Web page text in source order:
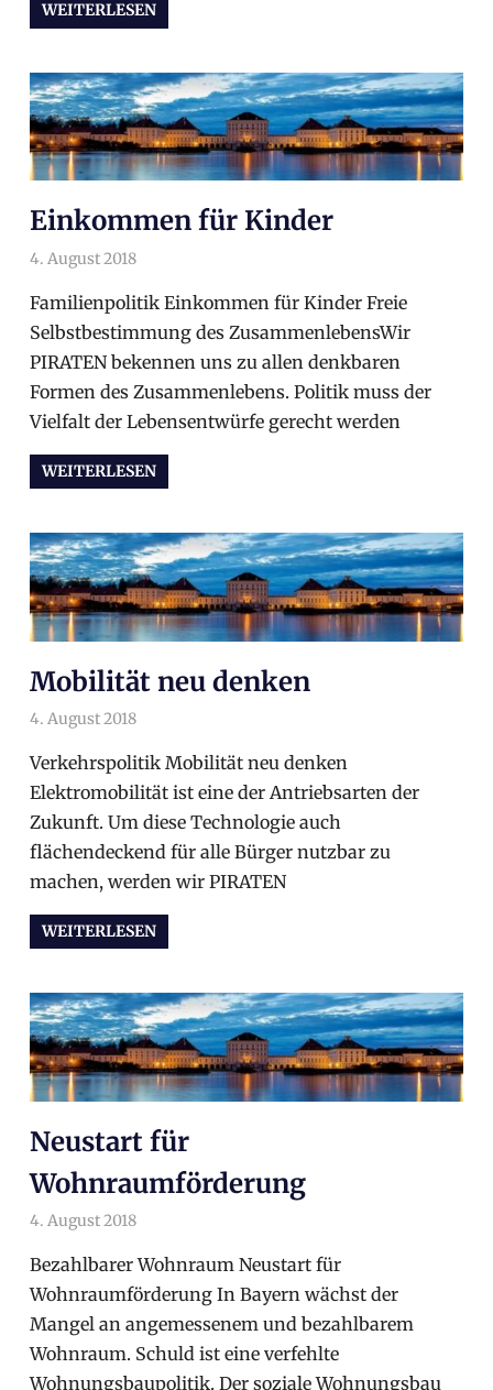
WEITERLESEN
Einkommen für Kinder
4. August 2018
Familienpolitik Einkommen für Kinder Freie
Selbstbestimmung des ZusammenlebensWir
PIRATEN bekennen uns zu allen denkbaren
Formen des Zusammenlebens. Politik muss der
Vielfalt der Lebensentwürfe gerecht werden
WEITERLESEN
Mobilität neu denken
4. August 2018
Verkehrspolitik Mobilität neu denken
Elektromobilität ist eine der Antriebsarten der
Zukunft. Um diese Technologie auch
flächendeckend für alle Bürger nutzbar zu
machen, werden wir PIRATEN
WEITERLESEN
Neustart für
Wohnraumförderung
4. August 2018
Bezahlbarer Wohnraum Neustart für
Wohnraumförderung In Bayern wächst der
Mangel an angemessenem und bezahlbarem
Wohnraum. Schuld ist eine verfehlte
Wohnungsbaupolitik. Der soziale Wohnungsbau